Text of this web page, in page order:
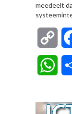
meedeelt
Link